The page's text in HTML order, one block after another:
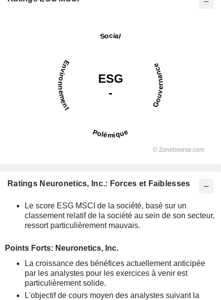
Ratings Neuronetics, Inc.: Forces et Faiblesses
Le score ESG MSCI de la société, basé sur un
classement relatif de la société au sein de son secteur,
ressort particulièrement mauvais.
Points Forts: Neuronetics, Inc.
La croissance des bénéfices actuellement anticipée
par les analystes pour les exercices à venir est
particulièrement solide.
L'objectif de cours moyen des analystes suivant la